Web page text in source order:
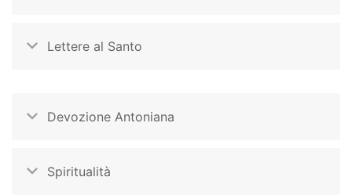
Lettere al Santo
Devozione Antoniana
Spiritualità